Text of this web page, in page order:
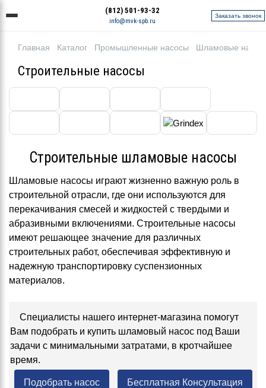
(812) 501-93-32
info@mvk-spb.ru
Заказать звонок
Главная Каталог Промышленные насосы Шламовые
Строительные насосы
Строительные шламовые насосы
Шламовые насосы играют жизненно важную роль в
строительной отрасли, где они используются для
перекачивания смесей и жидкостей с твердыми и
абразивными включениями. Строительные насосы
имеют решающее значение для различных
строительных работ, обеспечивая эффективную и
надежную транспортировку суспензионных
материалов.
Специалисты нашего интернет-магазина помогут
Вам подобрать и купить шламовый насос под Ваши
задачи с минимальными затратами, в кротчайшее
время.
Подобрать насос Бесплатная Консультация